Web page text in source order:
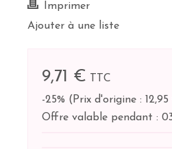
Imprimer
Ajouter à une liste
9,71 €
TTC
-25% ( Prix d'origine :
Offre valable pendant :